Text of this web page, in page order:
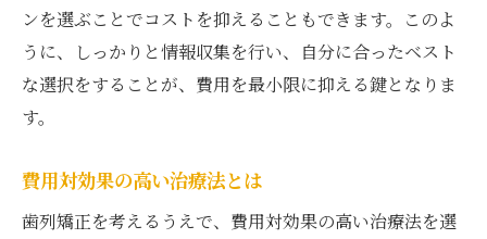
ンを選ぶことでコストを抑えることもできます。このよ
うに、しっかりと情報収集を行い、自分に合ったベスト
な選択をすることが、費用を最小限に抑える鍵となりま
す。
費用対効果の高い治療法とは
歯列矯正を考えるうえで、費用対効果の高い治療法を選